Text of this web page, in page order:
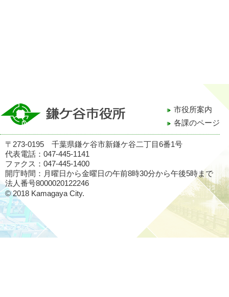
市役所案内
各課のページ
〒273-0195 千葉県鎌ケ谷市新鎌ケ谷二丁目6番1号
代表電話：047-445-1141
ファクス：047-445-1400
開庁時間：月曜日から金曜日の午前8時30分から午後5時まで
法人番号8000020122246
© 2018 Kamagaya City.